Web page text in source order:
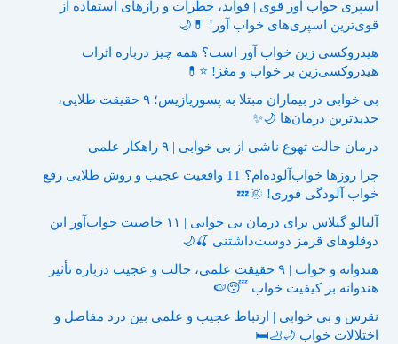
اسپری خواب آور قوی | فواید، خطرات و رازهای استفاده از
قوی‌ترین اسپری‌های خواب آور! 💊🌙
هیدروکسی زین خواب آور است؟ همه چیز درباره اثرات
هیدروکسی‌زین بر خواب و مغز! ⭐💊
بی خوابی در بیماران مبتلا به پسوریازیس؛ ۹ حقیقت طلایی،
جدیدترین درمان‌ها 🌙✨
درمان حالت تهوع ناشی از بی خوابی | ۹ راهکار علمی
چرا روزها خواب‌آلوده‌ام؟ 11 واقعیت عجیب و روش طلایی رفع
خواب آلودگی فوری! 🌞💤
آلبالو گیلاس برای درمان بی خوابی | ۱۱ خاصیت خواب‌آور این
دوقلوهای قرمز دوست‌داشتنی 🍒🌙
هندوانه و خواب | ۹ حقیقت علمی، جالب و عجیب درباره تأثیر
هندوانه بر کیفیت خواب 😴🍉
نقرس و بی خوابی | ارتباط عجیب و علمی بین درد مفاصل و
اختلالات خواب 🌙🦶🛏️